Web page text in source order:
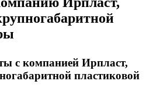
с компанией Ирпласт,
пластиковой